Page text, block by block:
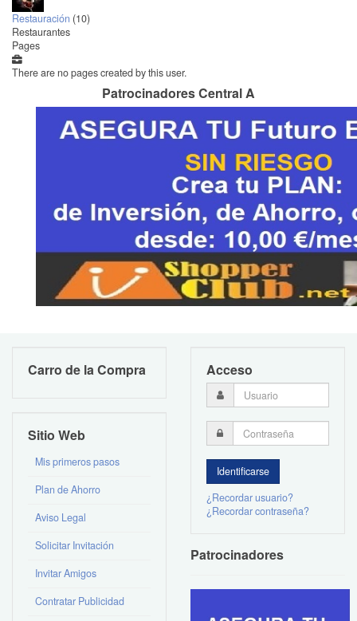
Restauración (10)
Restaurantes
Pages
There are no pages created by this user.
Patrocinadores Central A
Carro de la Compra
Sitio Web
Mis primeros pasos
Plan de Ahorro
Aviso Legal
Solicitar Invitación
Invitar Amigos
Contratar Publicidad
Acceso
¿Recordar usuario?
¿Recordar contraseña?
Patrocinadores